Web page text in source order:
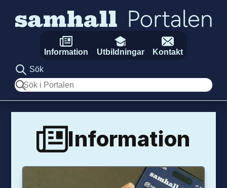
Information Utbildningar
Kontakt
Sök
Sök
Information